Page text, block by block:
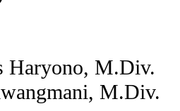
Haryono, M.Div.
M.Div.